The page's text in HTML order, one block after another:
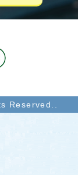
Reserved..